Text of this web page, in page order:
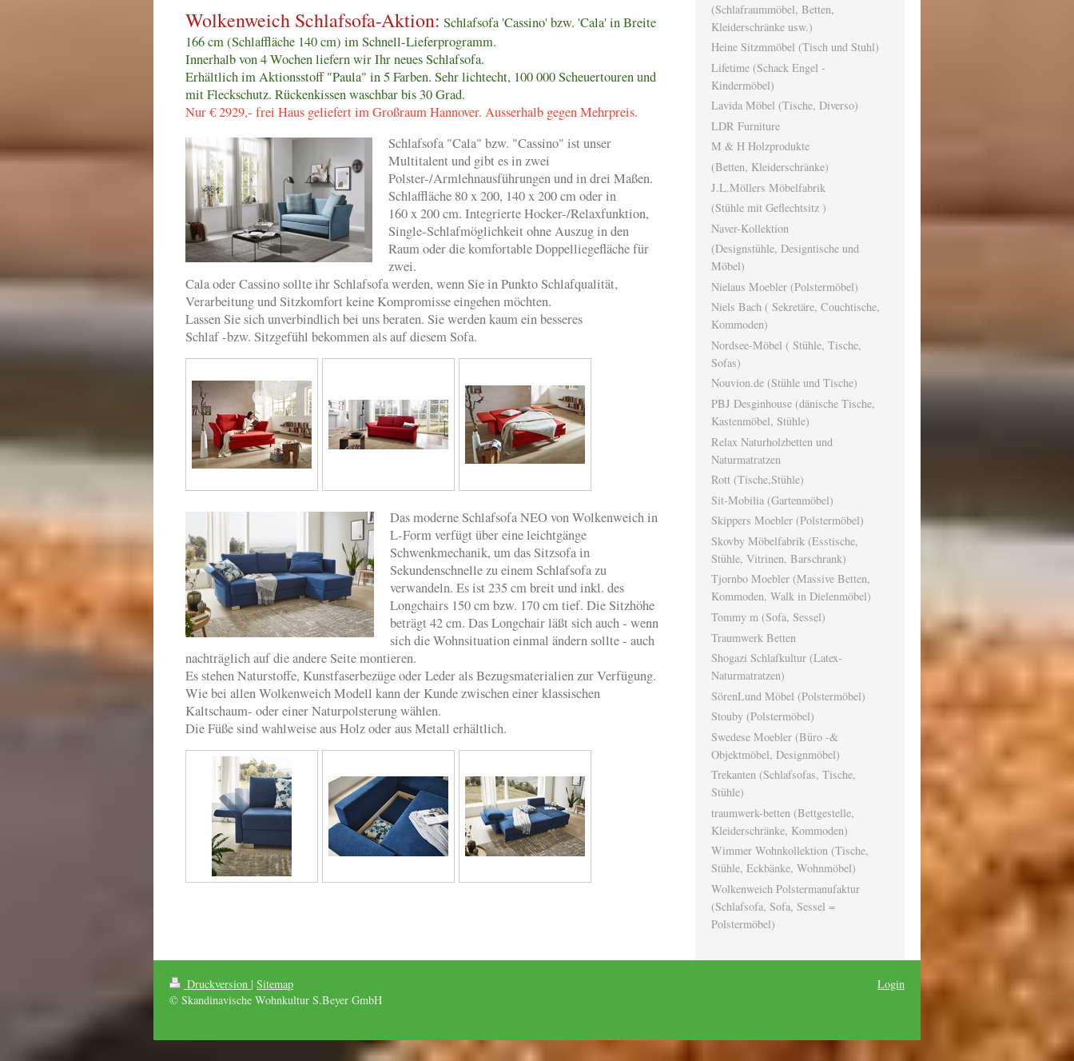
Wolkenweich Schlafsofa-Aktion: Schlafsofa 'Cassino' bzw. 'Cala' in Breite
166 cm (Schlaffläche 140 cm) im Schnell-Lieferprogramm.
Innerhalb von 4 Wochen liefern wir Ihr neues Schlafsofa.
Erhältlich im Aktionsstoff "Paula" in 5 Farben. Sehr lichtecht, 100 000 Scheuertouren und
mit Fleckschutz. Rückenkissen waschbar bis 30 Grad.
Nur € 2929,- frei Haus geliefert im Großraum Hannover. Ausserhalb gegen Mehrpreis.
Schlafsofa "Cala" bzw. "Cassino" ist unser
Multitalent und gibt es in zwei
Polster-/Armlehnausführungen und in drei Maßen.
Schlaffläche 80 x 200, 140 x 200 cm oder in
160 x 200 cm. Integrierte Hocker-/Relaxfunktion,
Single-Schlafmöglichkeit ohne Auszug in den
Raum oder die komfortable Doppelliegefläche für
zwei.
Cala oder Cassino sollte ihr Schlafsofa werden, wenn Sie in Punkto Schlafqualität,
Verarbeitung und Sitzkomfort keine Kompromisse eingehen möchten.
Lassen Sie sich unverbindlich bei uns beraten. Sie werden kaum ein besseres
Schlaf -bzw. Sitzgefühl bekommen als auf diesem Sofa.
Das moderne Schlafsofa NEO von Wolkenweich in
L-Form verfügt über eine leichtgänge
Schwenkmechanik, um das Sitzsofa in
Sekundenschnelle zu einem Schlafsofa zu
verwandeln. Es ist 235 cm breit und inkl. des
Longchairs 150 cm bzw. 170 cm tief. Die Sitzhöhe
beträgt 42 cm. Das Longchair läßt sich auch - wenn
sich die Wohnsituation einmal ändern sollte - auch
nachträglich auf die andere Seite montieren.
Es stehen Naturstoffe, Kunstfaserbezüge oder Leder als Bezugsmaterialien zur Verfügung.
Wie bei allen Wolkenweich Modell kann der Kunde zwischen einer klassischen
Kaltschaum- oder einer Naturpolsterung wählen.
Die Füße sind wahlweise aus Holz oder aus Metall erhältlich.
(Schlafraummöbel, Betten,
Kleiderschränke usw.)
Heine Sitzmmöbel (Tisch und Stuhl)
Lifetime (Schack Engel -
Kindermöbel)
Lavida Möbel (Tische, Diverso)
LDR Furniture
M & H Holzprodukte
(Betten, Kleiderschränke)
J.L.Möllers Möbelfabrik
(Stühle mit Geflechtsitz )
Naver-Kollektion
(Designstühle, Designtische und
Möbel)
Nielaus Moebler (Polstermöbel)
Niels Bach ( Sekretäre, Couchtische,
Kommoden)
Nordsee-Möbel ( Stühle, Tische,
Sofas)
Nouvion.de (Stühle und Tische)
PBJ Desginhouse (dänische Tische,
Kastenmöbel, Stühle)
Relax Naturholzbetten und
Naturmatratzen
Rott (Tische,Stühle)
Sit-Mobilia (Gartenmöbel)
Skippers Moebler (Polstermöbel)
Skovby Möbelfabrik (Esstische,
Stühle, Vitrinen, Barschrank)
Tjornbo Moebler (Massive Betten,
Kommoden, Walk in Dielenmöbel)
Tommy m (Sofa, Sessel)
Traumwerk Betten
Shogazi Schlafkultur (Latex-
Naturmatratzen)
SörenLund Möbel (Polstermöbel)
Stouby (Polstermöbel)
Swedese Moebler (Büro -&
Objektmöbel, Designmöbel)
Trekanten (Schlafsofas, Tische,
Stühle)
traumwerk-betten (Bettgestelle,
Kleiderschränke, Kommoden)
Wimmer Wohnkollektion (Tische,
Stühle, Eckbänke, Wohnmöbel)
Wolkenweich Polstermanufaktur
(Schlafsofa, Sofa, Sessel =
Polstermöbel)
Druckversion | Sitemap
© Skandinavische Wohnkultur S.Beyer GmbH
Login